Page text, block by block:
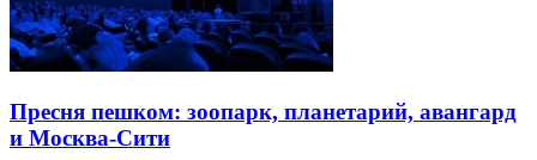
Пресня пешком: зоопарк, планетарий, авангард
и Москва-Сити